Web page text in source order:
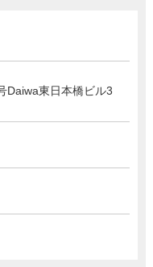
Daiwa東日本橋ビル3